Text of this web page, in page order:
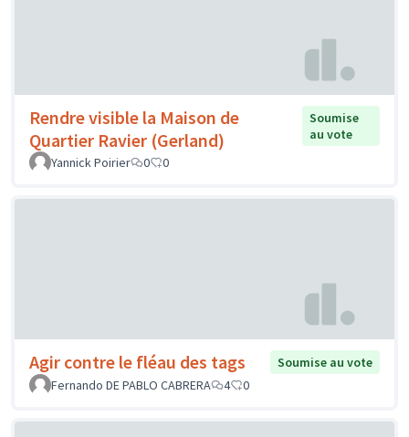
Rendre visible la Maison de
Quartier Ravier (Gerland)
Soumise
au vote
Yannick Poirier
0 0
Agir contre le fléau des tags
Soumise au vote
Fernando DE PABLO CABRERA
4 0